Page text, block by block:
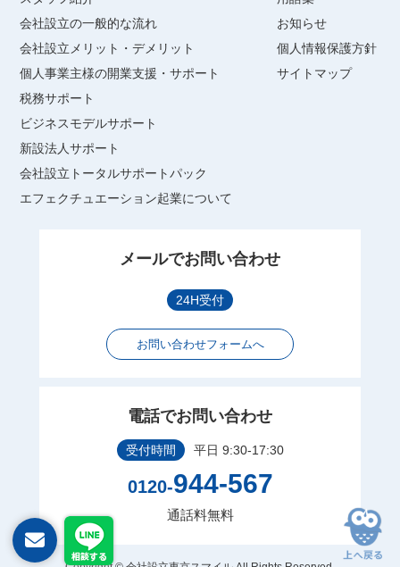
会社設立の一般的な流れ
会社設立メリット・デメリット
個人事業主様の開業支援・サポート
税務サポート
ビジネスモデルサポート
新設法人サポート
会社設立トータルサポートパック
エフェクチュエーション起業について
お知らせ
個人情報保護方針
サイトマップ
メールでお問い合わせ
24H受付
お問い合わせフォームへ
電話でお問い合わせ
受付時間 平日 9:30-17:30
0120-944-567
通話料無料